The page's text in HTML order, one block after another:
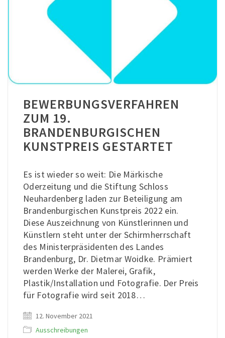
BEWERBUNGSVERFAHREN
ZUM 19.
BRANDENBURGISCHEN
KUNSTPREIS GESTARTET
Es ist wieder so weit: Die Märkische
Oderzeitung und die Stiftung Schloss
Neuhardenberg laden zur Beteiligung am
Brandenburgischen Kunstpreis 2022 ein.
Diese Auszeichnung von Künstlerinnen und
Künstlern steht unter der Schirmherrschaft
des Ministerpräsidenten des Landes
Brandenburg, Dr. Dietmar Woidke. Prämiert
werden Werke der Malerei, Grafik,
Plastik/Installation und Fotografie. Der Preis
für Fotografie wird seit 2018…
12. November 2021
Ausschreibungen